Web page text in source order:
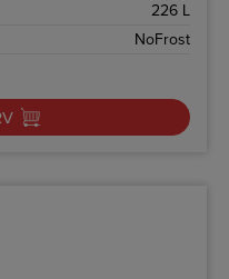
226 L
NoFrost